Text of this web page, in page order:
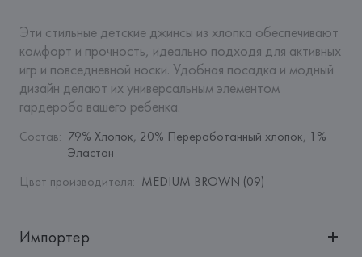
Эти стильные детские джинсы из хлопка обеспечивают
комфорт и прочность, идеально подходя для активных
игр и повседневной носки. Удобная посадка и модный
дизайн делают их универсальным элементом
гардероба вашего ребенка.
Состав: 79% Хлопок, 20% Переработанный хлопок, 1%
Эластан
Цвет производителя: MEDIUM BROWN (09)
Импортер